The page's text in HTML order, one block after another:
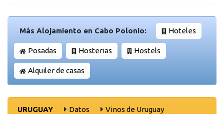
Más Alojamiento en Cabo Polonio: Hoteles
Posadas Hosterias Hostels
Alquiler de casas
URUGUAY Datos
Vinos de Uruguay